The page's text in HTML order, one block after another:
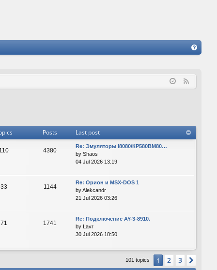
Q
Posts Last post
110 4380
Re: Эмуляторы I8080/КР580ВМ80…
by Shaos
04 Jul 2026 13:19
33 1144
Re: Орион и MSX-DOS 1
byAlekcandr
21 Jul 2026 03:26
71 1741
Re: Подключение AY-3-8910.
by Lavr
30 Jul 2026 18:50
101 topics 1 2 3